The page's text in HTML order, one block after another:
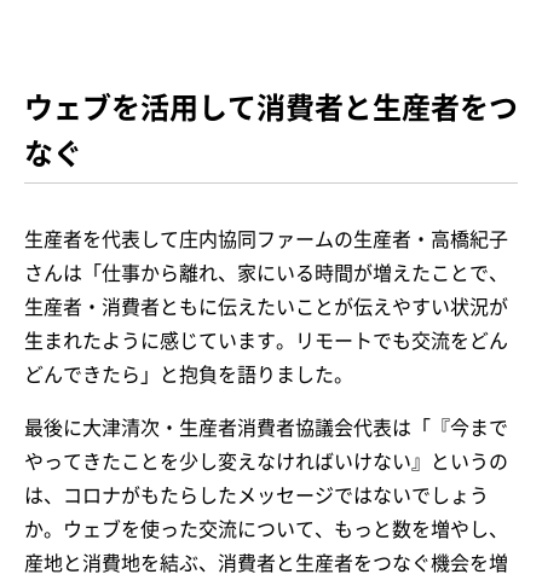
ウェブを活用して消費者と生産者をつ
なぐ
生産者を代表して庄内協同ファームの生産者・高橋紀子
さんは「仕事から離れ、家にいる時間が増えたことで、
生産者・消費者ともに伝えたいことが伝えやすい状況が
生まれたように感じています。リモートでも交流をどん
どんできたら」と抱負を語りました。
最後に大津清次・生産者消費者協議会代表は「『今まで
やってきたことを少し変えなければいけない』というの
は、コロナがもたらしたメッセージではないでしょう
か。ウェブを使った交流について、もっと数を増やし、
産地と消費地を結ぶ、消費者と生産者をつなぐ機会を増